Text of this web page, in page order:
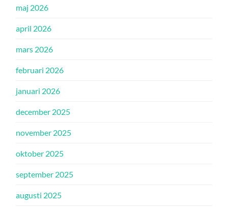
maj 2026
april 2026
mars 2026
februari 2026
januari 2026
december 2025
november 2025
oktober 2025
september 2025
augusti 2025